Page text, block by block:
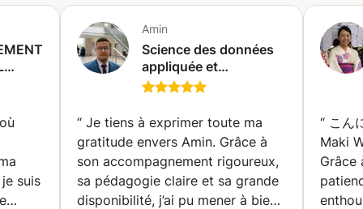
: Création d'interfaces et de jeux avec Pygame. 4.
Ingénierie avancée et fiabilité Performance :
Programmation asynchrone avec Asyncio pour des
applications réactives. Qualité logicielle : Mise en place
de tests unitaires avec Pytest pour garantir la stabilité du
sécurité et gestion des dépendances professionnelles.
Profils visés Ce cursus d'élite s'adresse aux profils
exigeants : Débutants ambitieux souhaitant une structure
rigoureuse dès le départ. Étudiants en filières
scientifiques ou technologiques nécessitant une maîtrise
pointue pour leurs projets académiques. Professionnels
autonome dans votre analyse et prise de décision, en
développant une approche rigoureuse et professionnelle
dans le but de devenir rentable et profitable. 👨‍🏫 Format
: Cours en ligne (visioconférence, partage d’écran, études
de cas en direct) Suivi et accompagnement pas à pas
ou réserver une première séance découverte.
suis
Amin
Science des données
appliquée et
statistiques avec
étudiants et
professionnels (Paris)
“ Je tiens à exprimer toute ma
gratitude envers Amin. Grâce à
son accompagnement rigoureux,
sa pédagogie claire et sa grande
disponibilité, j’ai pu mener à bien
“ こんにちは!
Maki
Grâce